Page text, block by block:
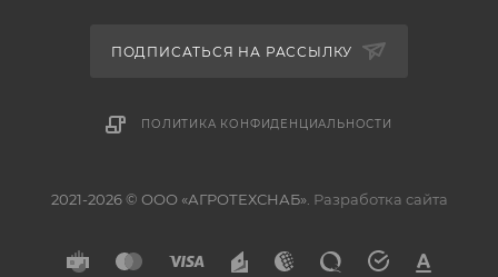
ПОДПИСАТЬСЯ НА РАССЫЛКУ
ПОЛИТИКА КОНФИДЕНЦИАЛЬНОСТИ
2021-2026 © ООО «АГРОТЕХСНАБ». Разработка сайта